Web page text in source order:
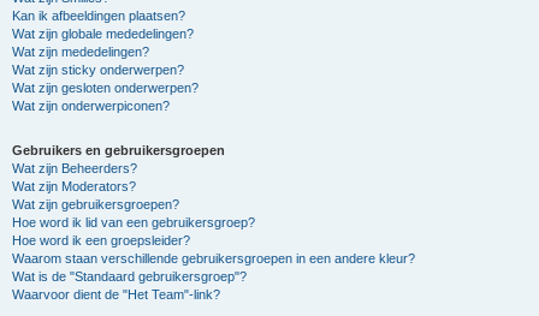
Kan ik afbeeldingen plaatsen?
Wat zijn globale mededelingen?
Wat zijn mededelingen?
Wat zijn sticky onderwerpen?
Wat zijn gesloten onderwerpen?
Wat zijn onderwerpiconen?
Gebruikers en gebruikersgroepen
Wat zijn Beheerders?
Wat zijn Moderators?
Wat zijn gebruikersgroepen?
Hoe word ik lid van een gebruikersgroep?
Hoe word ik een groepsleider?
Waarom staan verschillende gebruikersgroepen in een andere kleur?
Wat is de "Standaard gebruikersgroep"?
Waarvoor dient de "Het Team"-link?